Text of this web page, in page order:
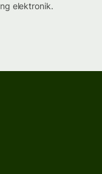
elektronik.